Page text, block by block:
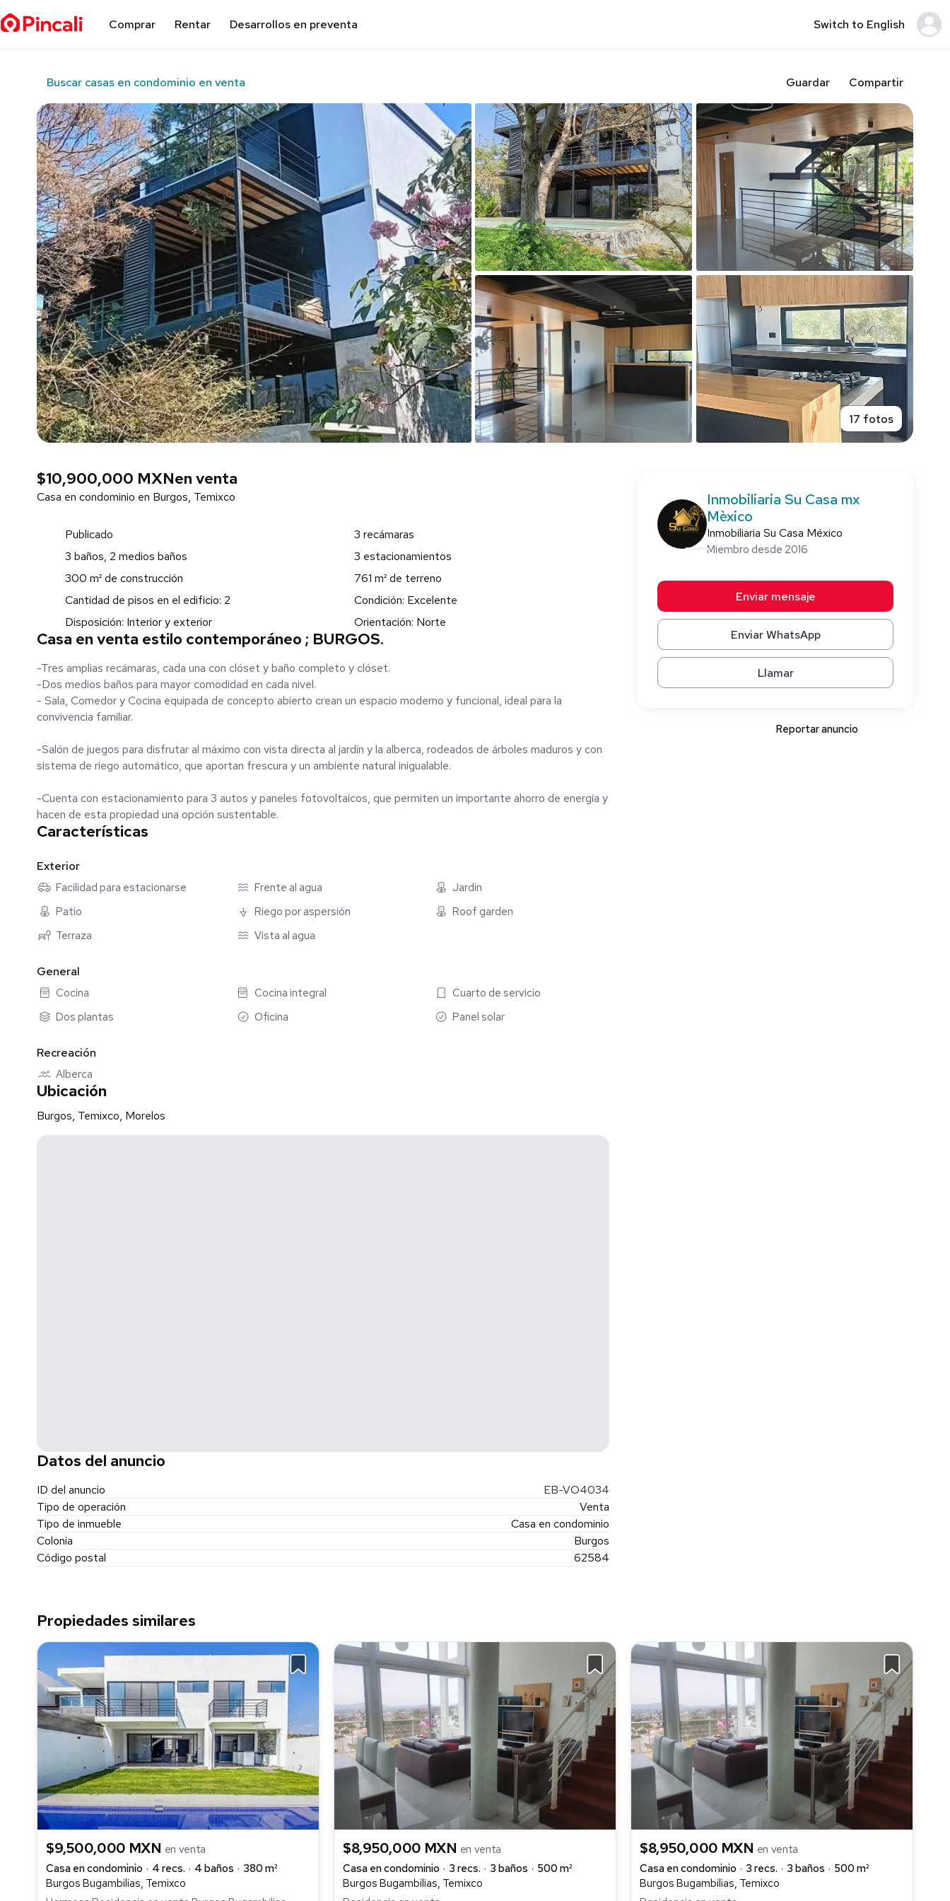
Comprar Rentar Desarrollos en preventa Switch to English
Buscar casas en condominio en venta Guardar Compartir
17 fotos
$10,900,000 MXNen venta
Casa en condominio en Burgos, Temixco
Publicado
3 recámaras
3 baños, 2 medios baños
3 estacionamientos
300 m² de construcción
761 m² de terreno
Cantidad de pisos en el edificio: 2
Condición: Excelente
Disposición: Interior y exterior
Orientación: Norte
Casa en venta estilo contemporáneo ; BURGOS.
-Tres amplias recámaras, cada una con clóset y baño completo y clóset.
-Dos medios baños para mayor comodidad en cada nivel.
- Sala, Comedor y Cocina equipada de concepto abierto crean un espacio moderno y funcional, ideal para la
convivencia familiar.
-Salón de juegos para disfrutar al máximo con vista directa al jardín y la alberca, rodeados de árboles maduros y con
sistema de riego automático, que aportan frescura y un ambiente natural inigualable.
-Cuenta con estacionamiento para 3 autos y paneles fotovoltaicos, que permiten un importante ahorro de energía y
hacen de esta propiedad una opción sustentable.
Características
Exterior
Facilidad para estacionarse Frente al agua
Jardín
Patio
Riego por aspersión
Roof garden
Terraza
Vista al agua
General
Cocina Cocina integral
Cuarto de servicio
Dos plantas
Oficina Panel solar
Recreación
Alberca
Ubicación
Burgos, Temixco, Morelos
Datos del anuncio
ID del anuncio
EB-VO4034
Tipo de operación
Venta
Tipo de inmueble
Casa en condominio
Colonia
Burgos
Código postal
62584
Inmobiliaria Su Casa mx
Mèxico
Inmobiliaria Su Casa México
Miembro desde 2016
Enviar mensaje
Enviar WhatsApp
Llamar
Reportar anuncio
Propiedades similares
$9,500,000 MXN en venta
Casa en condominio
4 recs. 4 baños
380 m²
Burgos Bugambilias, Temixco
$8,950,000 MXN en venta
Casa en condominio
3 recs. 3 baños
500 m²
Burgos Bugambilias, Temixco
$8,950,000 MXN en venta
Casa en condominio
3 recs. 3 baños
500 m²
Burgos Bugambilias, Temixco